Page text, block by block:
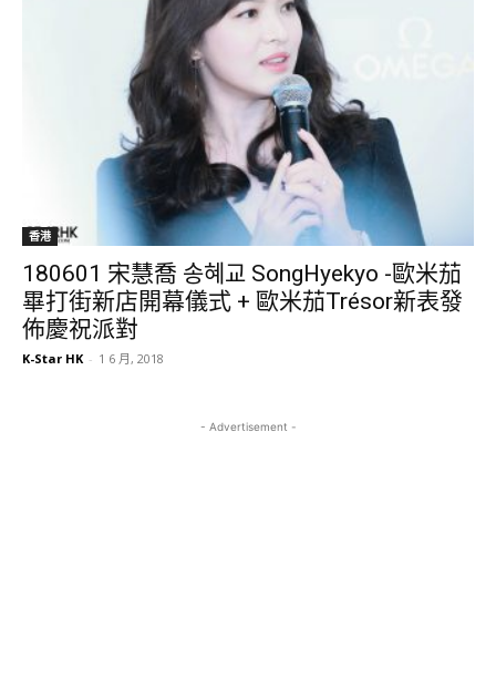
香港
180601 宋慧喬‬ ‪송혜교‬ ‪‎SongHyekyo -歐米茄
畢打街新店開幕儀式 + 歐米茄Trésor新表發
佈慶祝派對
K-Star HK - 1 6 月, 2018
- Advertisement -